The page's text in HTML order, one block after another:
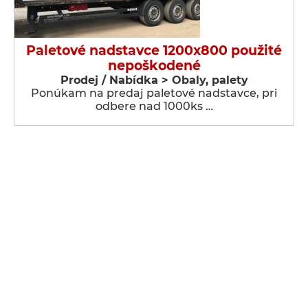
Paletové nadstavce 1200x800 použité
nepoškodené
Prodej / Nabídka > Obaly, palety
Ponúkam na predaj paletové nadstavce, pri
odbere nad 1000ks …